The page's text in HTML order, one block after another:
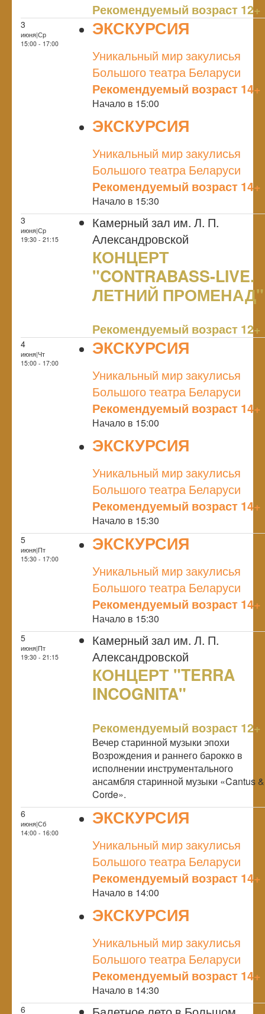
Рекомендуемый возраст 12+
3
июня|Ср
15:00 - 17:00
ЭКСКУРСИЯ
Уникальный мир закулисья
Большого театра Беларуси
Рекомендуемый возраст 14+
Начало в 15:00
ЭКСКУРСИЯ
Уникальный мир закулисья
Большого театра Беларуси
Рекомендуемый возраст 14+
Начало в 15:30
3
июня|Ср
19:30 - 21:15
Камерный зал им. Л. П.
Александровской
КОНЦЕРТ
"CONTRABASS-LIVE.
ЛЕТНИЙ ПРОМЕНАД"
Рекомендуемый возраст 12+
4
июня|Чт
15:00 - 17:00
ЭКСКУРСИЯ
Уникальный мир закулисья
Большого театра Беларуси
Рекомендуемый возраст 14+
Начало в 15:00
ЭКСКУРСИЯ
Уникальный мир закулисья
Большого театра Беларуси
Рекомендуемый возраст 14+
Начало в 15:30
5
июня|Пт
15:30 - 17:00
ЭКСКУРСИЯ
Уникальный мир закулисья
Большого театра Беларуси
Рекомендуемый возраст 14+
Начало в 15:30
5
июня|Пт
19:30 - 21:15
Камерный зал им. Л. П.
Александровской
КОНЦЕРТ "TERRA
INCOGNITA"
Рекомендуемый возраст 12+
Вечер старинной музыки эпохи
Возрождения и раннего барокко в
исполнении инструментального
ансамбля старинной музыки «Cantus &
Corde».
6
июня|Сб
14:00 - 16:00
ЭКСКУРСИЯ
Уникальный мир закулисья
Большого театра Беларуси
Рекомендуемый возраст 14+
Начало в 14:00
ЭКСКУРСИЯ
Уникальный мир закулисья
Большого театра Беларуси
Рекомендуемый возраст 14+
Начало в 14:30
6